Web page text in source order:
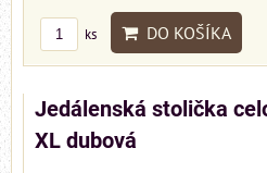
ks DO KOŠÍKA
Jedálenská stolička
XL dubová